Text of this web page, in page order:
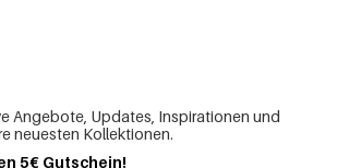
Angebote, Updates, Inspirationen und
neuesten Kollektionen.
5€ Gutschein!